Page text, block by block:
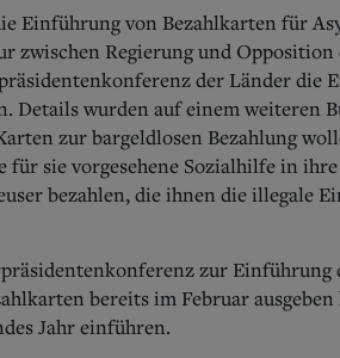
Berlin-
Danzig und
Bücher
Einführung von Bezahlkarten für
zwischen Regierung und Opposition
der Länder die
Details wurden auf einem weiteren
zur bargeldlosen Bezahlung
für sie vorgesehene Sozialhilfe in
bezahlen, die ihnen die illegale
zur Einführung
bereits im Februar
Jahr einführen.